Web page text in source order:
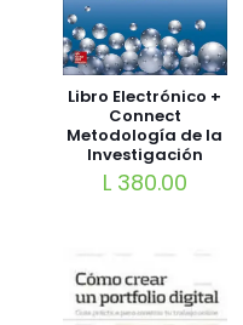
Libro Electrónico +
Connect
Metodología de la
Investigación
Hernandez
Sampieri
L380.00